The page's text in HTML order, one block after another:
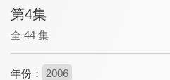
第4集
全 44 集
年份： 2006